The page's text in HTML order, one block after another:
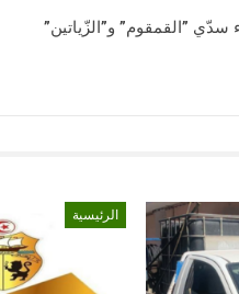
”القمقوم” و”الزّياتين”
الرئيسية